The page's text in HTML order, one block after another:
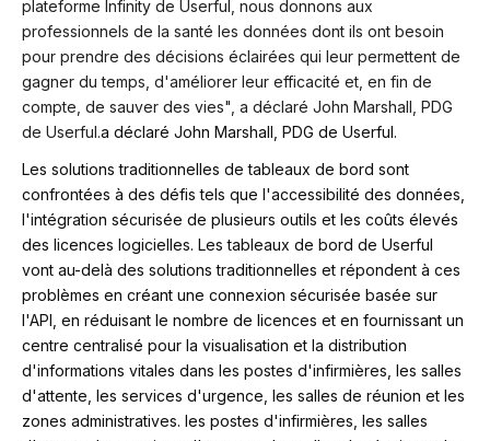
plateforme Infinity de Userful, nous donnons aux
professionnels de la santé les données dont ils ont besoin
pour prendre des décisions éclairées qui leur permettent de
gagner du temps, d'améliorer leur efficacité et, en fin de
compte, de sauver des vies", a déclaré John Marshall, PDG
de Userful.a déclaré John Marshall, PDG de Userful.
Les solutions traditionnelles de tableaux de bord sont
confrontées à des défis tels que l'accessibilité des données,
l'intégration sécurisée de plusieurs outils et les coûts élevés
des licences logicielles. Les tableaux de bord de Userful
vont au-delà des solutions traditionnelles et répondent à ces
problèmes en créant une connexion sécurisée basée sur
l'API, en réduisant le nombre de licences et en fournissant un
centre centralisé pour la visualisation et la distribution
d'informations vitales dans les postes d'infirmières, les salles
d'attente, les services d'urgence, les salles de réunion et les
zones administratives. les postes d'infirmières, les salles